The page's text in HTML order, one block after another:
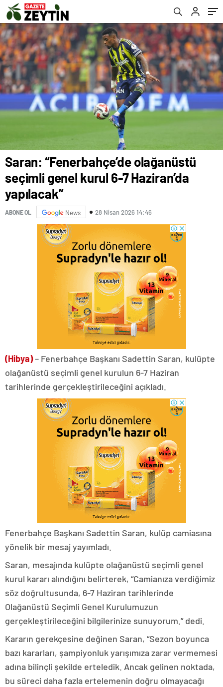
Saran: “Fenerbahçe’de olağanüstü
seçimli genel kurul 6-7 Haziran’da
yapılacak”
ABONE OL News 28 Nisan 2026 14:46
(Hibya)– Fenerbahçe Başkanı Sadettin Saran, kulüpte
olağanüstü seçimli genel kurulun 6-7 Haziran
tarihlerinde gerçekleştirileceğini açıkladı.
Fenerbahçe Başkanı Sadettin Saran, kulüp camiasına
yönelik bir mesaj yayımladı.
Saran, mesajında kulüpte olağanüstü seçimli genel
kurul kararı alındığını belirterek, “Camianıza verdiğimiz
söz doğrultusunda, 6-7 Haziran tarihlerinde
Olağanüstü Seçimli Genel Kurulumuzun
gerçekleştirileceğini bilgilerinize sunuyorum.” dedi.
Kararın gerekçesine değinen Saran, “Sezon boyunca
bazı kararları, şampiyonluk yarışımıza zarar vermemesi
adına bilinçli şekilde erteledik. Ancak gelinen noktada,
bu süreci daha fazla ertelemenin doğru olmayacağı